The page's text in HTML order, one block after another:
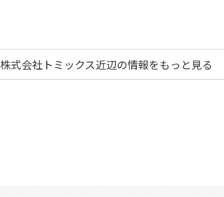
株式会社トミックス近辺の情報をもっと見る